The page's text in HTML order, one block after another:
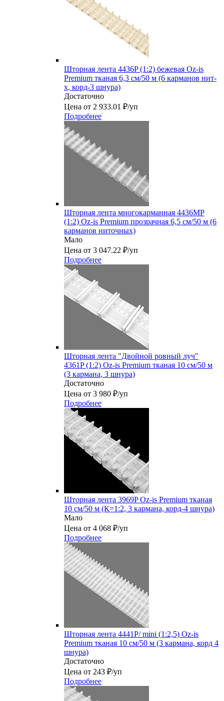
Шторная лента 4436P (1:2) бежевая Oz-is
Premium тканая 6,3 см/50 м (6 карманов нит-
х, корд-3 шнура)
Достаточно
Цена от 2 933.01 ₽/уп
Подробнее
Шторная лента многокарманная 4436MP
(1:2) Oz-is Premium прозрачная 6,5 см/50 м (6
карманов ниточных)
Мало
Цена от 3 047.22 ₽/уп
Подробнее
Шторная лента "Двойной ровный луч"
4361P (1:2) Oz-is Premium тканая 10 см/50 м
(3 кармана, 3 шнура)
Достаточно
Цена от 3 980 ₽/уп
Подробнее
Шторная лента 3969P Oz-is Premium тканая
10 см/50 м (К=1:2, 3 кармана, корд-4 шнура)
Мало
Цена от 4 068 ₽/уп
Подробнее
Шторная лента 4441P/ mini (1:2,5) Oz-is
Premium тканая 10 см/50 м (3 кармана, корд 4
шнура)
Достаточно
Цена от 243 ₽/уп
Подробнее